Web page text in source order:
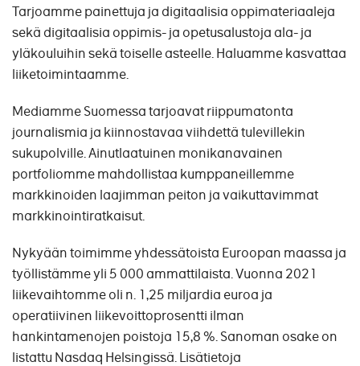
Tarjoamme painettuja ja digitaalisia oppimateriaaleja
sekä digitaalisia oppimis- ja opetusalustoja ala- ja
yläkouluihin sekä toiselle asteelle. Haluamme kasvattaa
liiketoimintaamme.
Mediamme Suomessa tarjoavat riippumatonta
journalismia ja kiinnostavaa viihdettä tulevillekin
sukupolville. Ainutlaatuinen monikanavainen
portfoliomme mahdollistaa kumppaneillemme
markkinoiden laajimman peiton ja vaikuttavimmat
markkinointiratkaisut.
Nykyään toimimme yhdessätoista Euroopan maassa ja
työllistämme yli 5 000 ammattilaista. Vuonna 2021
liikevaihtomme oli n. 1,25 miljardia euroa ja
operatiivinen liikevoittoprosentti ilman
hankintamenojen poistoja 15,8 %. Sanoman osake on
listattu Nasdaq Helsingissä. Lisätietoja